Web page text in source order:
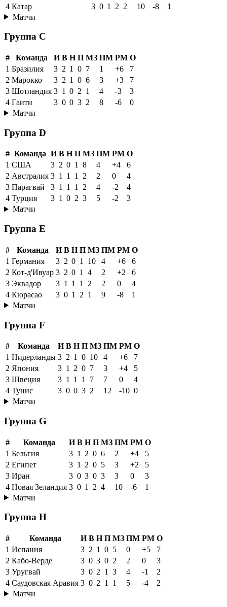
4 Катар 3 0 1 2 2 10 -8
1
Матчи
Группа C
# Команда И В Н П МЗ ПМ РМ О
1 Бразилия 3 2 1 0 7 1 +6
7
2 Марокко 3 2 1 0 6 3 +3
7
3 Шотландия 3 1 0 2 1 4 -3
3
4 Гаити 3 0 0 3 2 8 -6
0
Матчи
Группа D
# Команда И В Н П МЗ ПМ РМ О
1 США 3 2 0 1 8 4 +4
6
2 Австралия 3 1 1 1 2 2 0
4
3 Парагвай 3 1 1 1 2 4 -2
4
4 Турция 3 1 0 2 3 5 -2
3
Матчи
Группа E
# Команда И В Н П МЗ ПМ РМ О
1 Германия 3 2 0 1 10 4 +6
6
2 Кот-д'Ивуар 3 2 0 1 4 2 +2
6
3 Эквадор 3 1 1 1 2 2 0
4
4 Кюрасао 3 0 1 2 1 9 -8
1
Матчи
Группа F
# Команда И В Н П МЗ ПМ РМ О
1 Нидерланды 3 2 1 0 10 4 +6
7
2 Япония 3 1 2 0 7 3 +4
5
3 Швеция 3 1 1 1 7 7 0
4
4 Тунис 3 0 0 3 2 12 -10 0
Матчи
Группа G
# Команда И В Н П МЗ ПМ РМ О
1 Бельгия 3 1 2 0 6 2 +4
5
2 Египет 3 1 2 0 5 3 +2
5
3 Иран 3 0 3 0 3 3 0
3
4 Новая Зеландия 3 0 1 2 4 10 -6
1
Матчи
Группа H
# Команда И В Н П МЗ ПМ РМ О
1 Испания 3 2 1 0 5 0 +5
7
2 Кабо-Верде 3 0 3 0 2 2 0
3
3 Уругвай 3 0 2 1 3 4 -1
2
4 Саудовская Аравия 3 0 2 1 1 5 -4
2
Матчи